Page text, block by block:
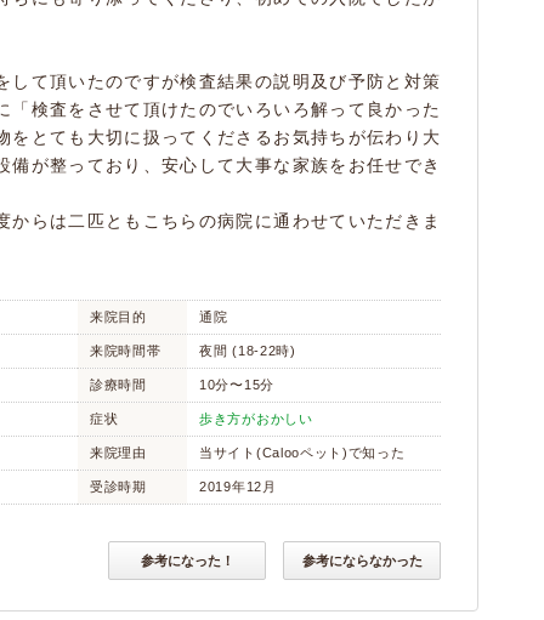
して頂いたのですが検査結果の説明及び予防と対策
「検査をさせて頂けたのでいろいろ解って良かった
をとても大切に扱ってくださるお気持ちが伝わり大
備が整っており、安心して大事な家族をお任せでき
からは二匹ともこちらの病院に通わせていただきま
来院目的 通院
来院時間帯 夜間 (18-22時)
診療時間 10分〜15分
症状 歩き方がおかしい
来院理由 当サイト(Calooペット)で知った
受診時期 2019年12月
参考になった！ 参考にならなかった